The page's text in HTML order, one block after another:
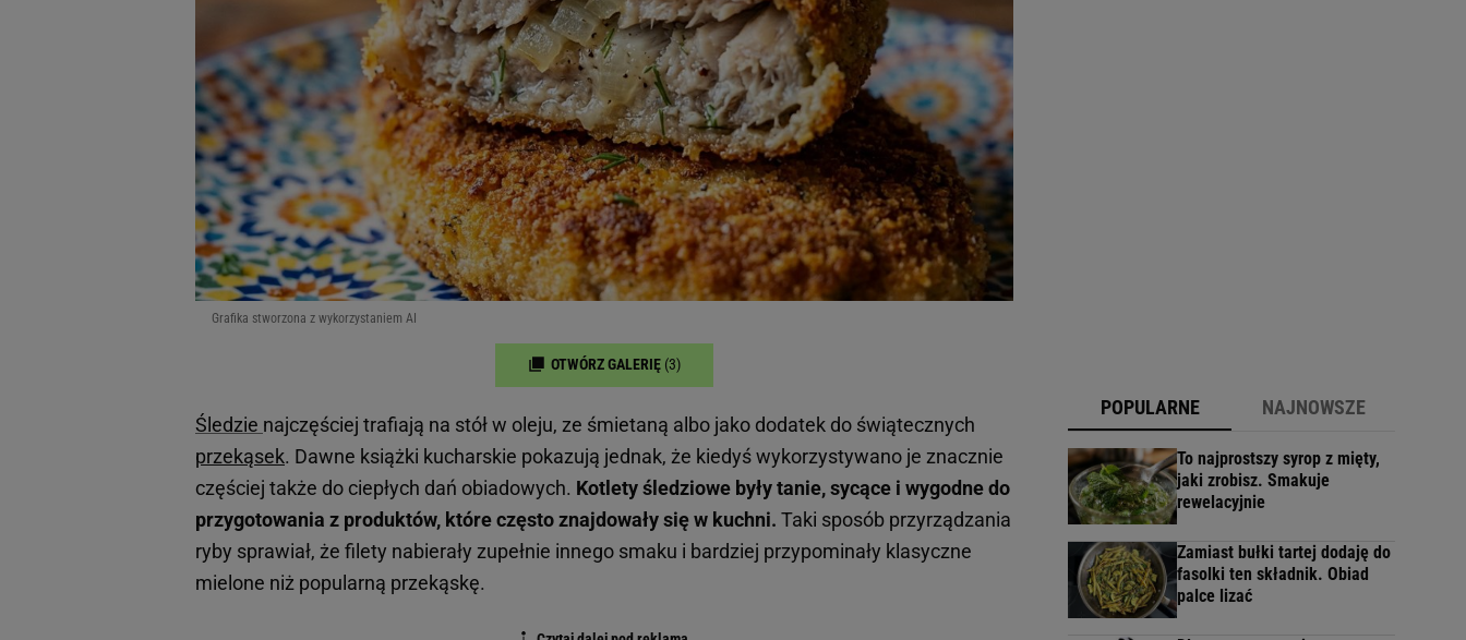
Grafika stworzona z wykorzystaniem AI
OTWÓRZ GALERIĘ (3)
Śledzie najczęściej trafiają na stół w oleju, ze śmietaną albo jako dodatek do świątecznych
przekąsek. Dawne książki kucharskie pokazują jednak, że kiedyś wykorzystywano je znacznie
częściej także do ciepłych dań obiadowych. Kotlety śledziowe były tanie, sycące i wygodne do
przygotowania z produktów, które często znajdowały się w kuchni. Taki sposób przyrządzania
ryby sprawiał, że filety nabierały zupełnie innego smaku i bardziej przypominały klasyczne
mielone niż popularną przekąskę.
POPULARNE NAJNOWSZE
To najprostszy syrop z mięty,
jaki zrobisz. Smakuje
rewelacyjnie
Zamiast bułki tartej dodaję do
fasolki ten składnik. Obiad
palce lizać